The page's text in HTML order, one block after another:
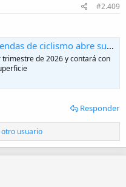
#2.409
abre su primer local en Bizkaia
de 2026 y contará con
Responder
otro usuario